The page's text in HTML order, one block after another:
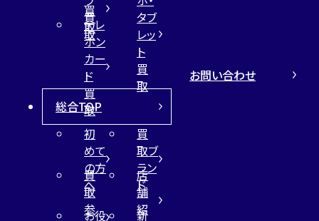
買
取
買
取
タブ
レッ
ト
買
取
テレ
ホン
カー
ド
買
取
総合TOP
初
めて
の方
へ
買
取ブ
ラン
ド
買
取
参
店
舗
紹
お役
新
お問い合わせ